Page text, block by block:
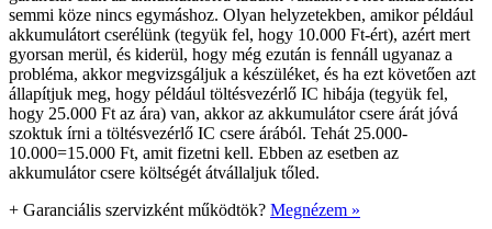
semmi köze nincs egymáshoz. Olyan helyzetekben, amikor például
akkumulátort cserélünk (tegyük fel, hogy 10.000 Ft-ért), azért mert
gyorsan merül, és kiderül, hogy még ezután is fennáll ugyanaz a
probléma, akkor megvizsgáljuk a készüléket, és ha ezt követően azt
állapítjuk meg, hogy például töltésvezérlő IC hibája (tegyük fel,
hogy 25.000 Ft az ára) van, akkor az akkumulátor csere árát jóvá
szoktuk írni a töltésvezérlő IC csere árából. Tehát 25.000-
10.000=15.000 Ft, amit fizetni kell. Ebben az esetben az
akkumulátor csere költségét átvállaljuk tőled.
+ Garanciális szervizként működtök? Megnézem »